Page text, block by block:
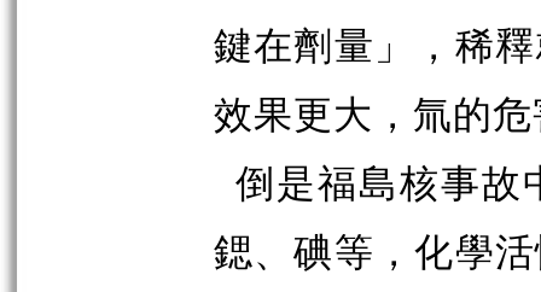
鍵在劑量」，稀
效果更大，氚的
倒是福島核事故
鍶、碘等，化學